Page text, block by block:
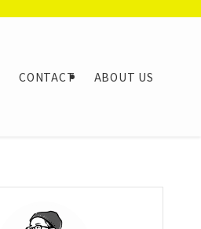
CONTACT ABOUT US